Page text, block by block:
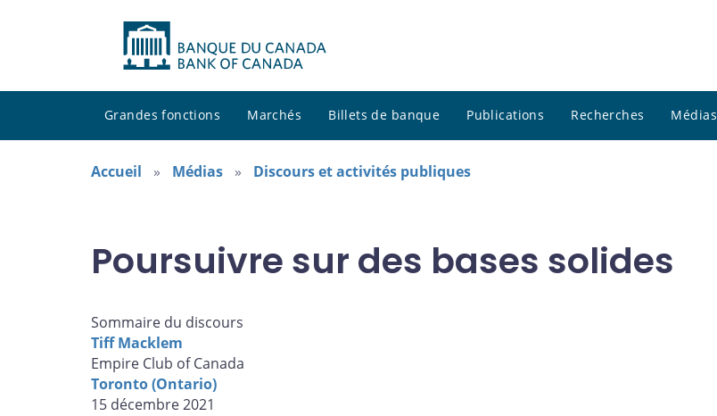
Grandes fonctions Marchés Billets de banque Publications Recherches Médias
Accueil Médias Discours et activités publiques
Poursuivre sur des bases solides
Sommaire du discours
Tiff Macklem
Empire Club of Canada
Toronto (Ontario)
15 décembre 2021